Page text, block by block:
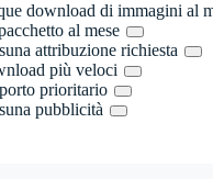
download di immagini al
al mese
attribuzione richiesta
più veloci
prioritario
pubblicità